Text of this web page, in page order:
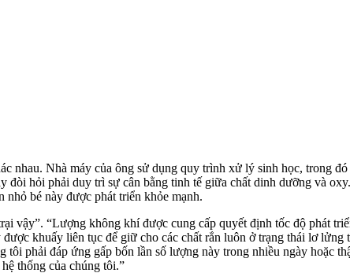
nhau. Nhà máy của ông sử dụng quy trình xử lý sinh học, trong
đòi hỏi phải duy trì sự cân bằng tinh tế giữa chất dinh dưỡng và
bé này được phát triển khỏe mạnh.
vậy”. “Lượng không khí được cung cấp quyết định tốc độ phát
khuấy liên tục để giữ cho các chất rắn luôn ở trạng thái lơ
phải đáp ứng gấp bốn lần số lượng này trong nhiều ngày hoặc
thống của chúng tôi.”